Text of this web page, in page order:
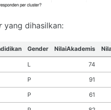
yang dihasilkan:
Gender NilaiAkademis
L 74
P 91
P 61